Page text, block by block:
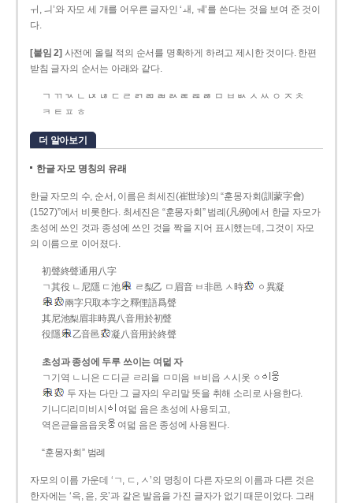
ㅟ, ㅢ’와 자모 세 개를 어우른 글자인 ‘ㅙ, ㅞ’를 쓴다는 것을 보여 준 것이
다.
[붙임 2] 사전에 올릴 적의 순서를 명확하게 하려고 제시한 것이다. 한편
받침 글자의 순서는 아래와 같다.
ㄱ ㄲ ㄳ ㄴ ㄵ ㄶ ㄷ ㄹ ㄺ ㄻ ㄼ ㄽ ㄾ ㄿ ㅀ ㅁ ㅂ ㅄ ㅅ ㅆ ㅇ ㅈ ㅊ
ㅋ ㅌ ㅍ ㅎ
더 알아보기
한글 자모 명칭의 유래
한글 자모의 수, 순서, 이름은 최세진(崔世珍)의 “훈몽자회(訓蒙字會)
(1527)”에서 비롯한다. 최세진은 “훈몽자회” 범례(凡例)에서 한글 자모가
초성에 쓰인 것과 종성에 쓰인 것을 짝을 지어 표시했는데, 그것이 자모
의 이름으로 이어졌다.
初聲終聲通用八字
ㄱ其役 ㄴ尼隱 ㄷ池
ㄹ梨乙 ㅁ眉音 ㅂ非邑 ㅅ時
ㆁ異凝
兩字只取本字之釋俚語爲聲
其尼池梨眉非時異八音用於初聲
役隱
乙音邑 凝八音用於終聲
초성과 종성에 두루 쓰이는 여덟 자
ㄱ기역 ㄴ니은 ㄷ디귿 ㄹ리을 ㅁ미음 ㅂ비읍 ㅅ시옷 ㆁ
두 자는 다만 그 글자의 우리말 뜻을 취해 소리로 사용한다.
기니디리미비시
여덟 음은 초성에 사용되고,
역은귿을음읍옷
여덟 음은 종성에 사용된다.
“훈몽자회” 범례
자모의 이름 가운데 ‘ㄱ, ㄷ, ㅅ’의 명칭이 다른 자모의 이름과 다른 것은
한자에는 ‘윽, 읃, 읏’과 같은 발음을 가진 글자가 없기 때문이었다. 그래